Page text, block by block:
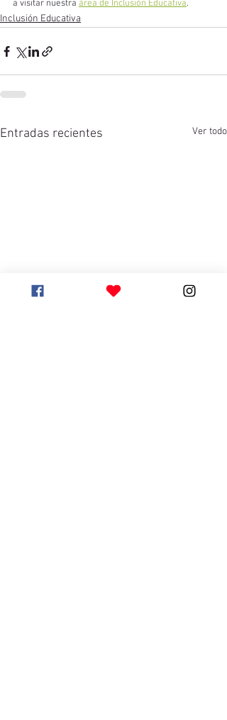
a visitar nuestra área de Inclusión Educativa.
Inclusión Educativa
Entradas recientes Ver todo